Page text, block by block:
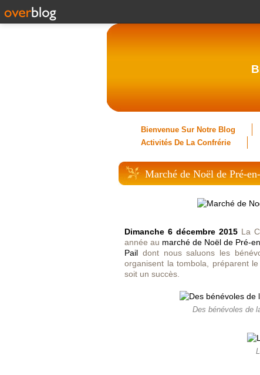
Bienvenue Sur Notre Blog
Activités De La Confrérie
Marché de Noël de Pré-
Dimanche 6 décembre 2015 La
année au marché de Noël de Pré-
Pail dont nous saluons les
organisent la tombola, préparent
soit un succès.
Des bénévoles de